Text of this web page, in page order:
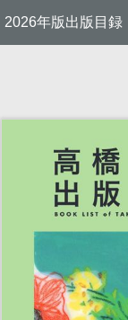
2026年版出版目録